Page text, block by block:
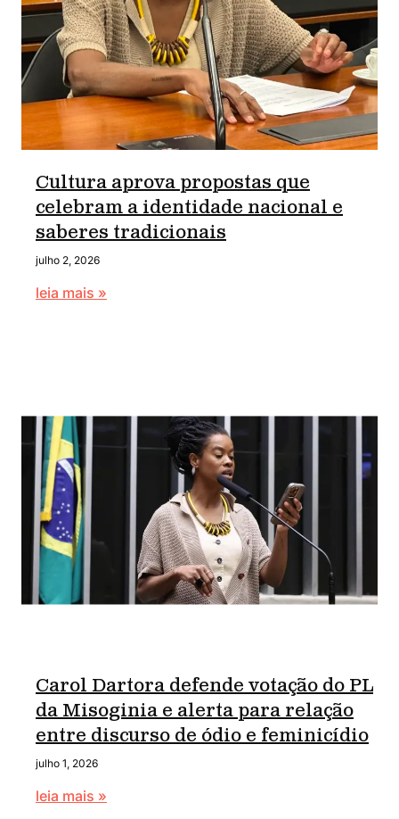
Cultura aprova propostas que
celebram a identidade nacional e
saberes tradicionais
julho 2, 2026
leia mais »
Carol Dartora defende votação do PL
da Misoginia e alerta para relação
entre discurso de ódio e feminicídio
julho 1, 2026
leia mais »